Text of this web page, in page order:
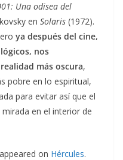
Una odisea del
en Solaris (1972).
ya después del cine,
nos
más oscura,
pobre en lo espiritual,
para evitar así que el
en el interior de
on Hércules.